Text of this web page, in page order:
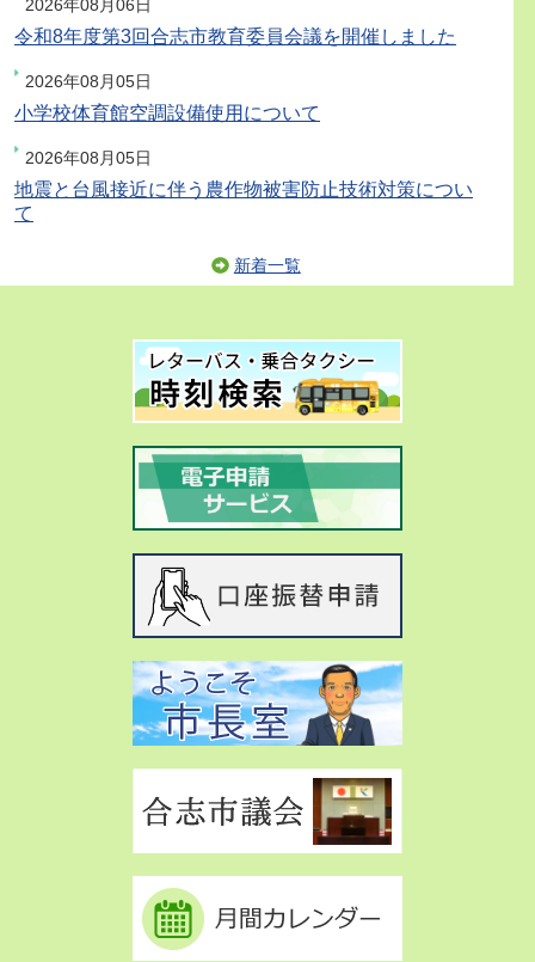
2026年08月06日
令和8年度第3回合志市教育委員会議を開催しました
2026年08月05日
小学校体育館空調設備使用について
2026年08月05日
地震と台風接近に伴う農作物被害防止技術対策につい
て
新着一覧